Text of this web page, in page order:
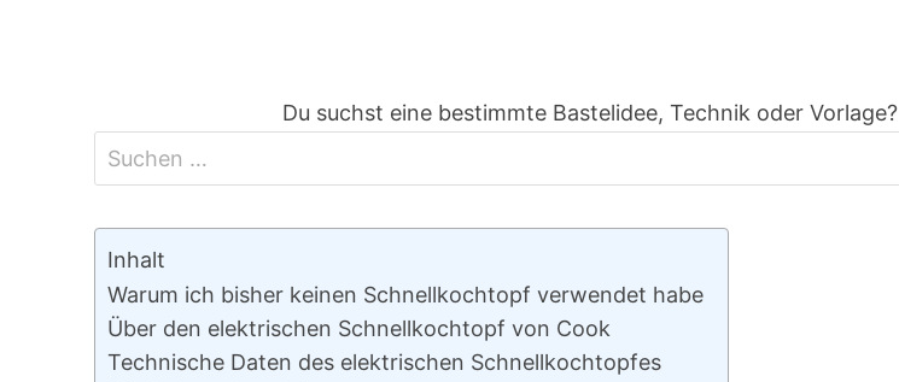
Du suchst eine bestimmte Bastelidee, Technik oder Vorlage?
nach:
Inhalt
Warum ich bisher keinen Schnellkochtopf verwendet habe
Über den elektrischen Schnellkochtopf von Cook
Technische Daten des elektrischen Schnellkochtopfes